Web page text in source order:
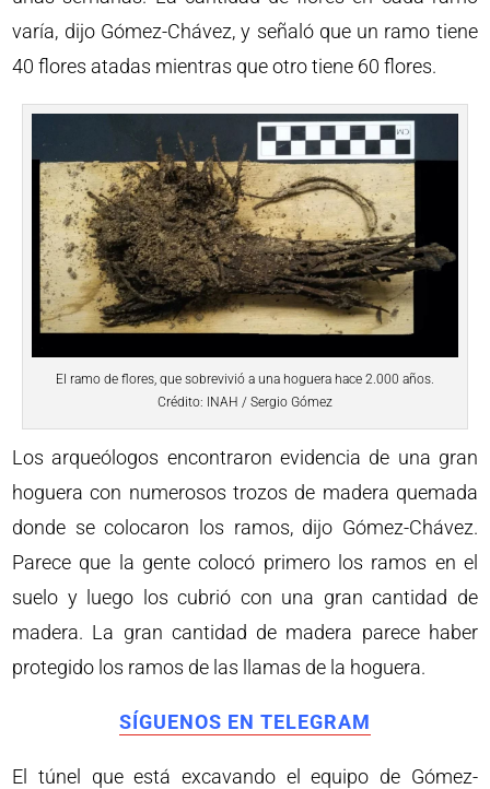
varía, dijo Gómez-Chávez, y señaló que un ramo tiene
40 flores atadas mientras que otro tiene 60 flores.
El ramo de flores, que sobrevivió a una hoguera hace 2.000 años.
Crédito: INAH / Sergio Gómez
Los arqueólogos encontraron evidencia de una gran
hoguera con numerosos trozos de madera quemada
donde se colocaron los ramos, dijo Gómez-Chávez.
Parece que la gente colocó primero los ramos en el
suelo y luego los cubrió con una gran cantidad de
madera. La gran cantidad de madera parece haber
protegido los ramos de las llamas de la hoguera.
SÍGUENOS EN TELEGRAM
El túnel que está excavando el equipo de Gómez-